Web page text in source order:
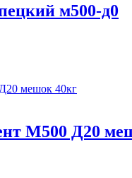
м500-д0
М500 Д20